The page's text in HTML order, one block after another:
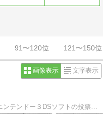
91〜120位 121〜150位
画像表示 文字表示
遊んでるゲームについての話題やニンテンドー３DSソフトの投票数についてのデータも。ゲームが入った特別な箱（いわゆる限定版）の紹介。ゲームソフト博物館では日々発売される新作の特典情報を網羅。Amazonゲームランキングも毎日更新中。